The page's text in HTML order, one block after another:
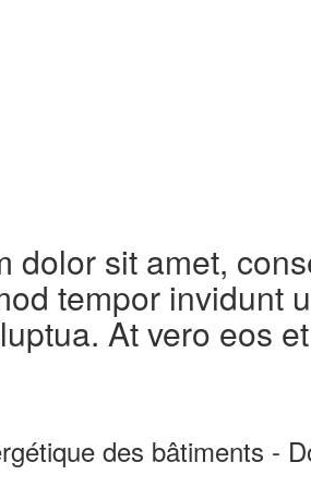
dolor sit amet,
tempor invidunt
At vero eos
des bâtiments -